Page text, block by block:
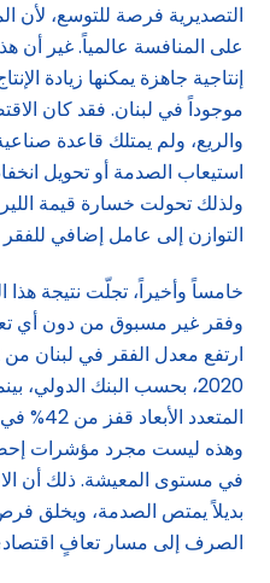
التصديرية فرصة للتوسع، لأن
على المنافسة عالمياً. غير أن
إنتاجية جاهزة يمكنها زيادة
موجوداً في لبنان. فقد كان
والريع، ولم يمتلك قاعدة
استيعاب الصدمة أو تحويل
ولذلك تحولت خسارة قيمة
التوازن إلى عامل إضافي
خامساً وأخيراً، تجلّت نتيجة
وفقر غير مسبوق من دون أي
2020، بحسب البنك الدولي،
وهذه ليست مجرد مؤشرات
في مستوى المعيشة. ذلك أن
بديلاً يمتص الصدمة، ويخلق
الصرف إلى مسار تعافٍ